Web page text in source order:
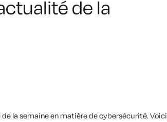
de la
la semaine en matière de cybersécurité. Voici